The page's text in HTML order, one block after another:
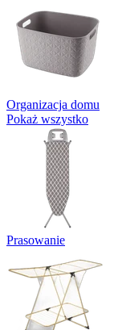
Organizacja domu
Pokaż wszystko
Prasowanie